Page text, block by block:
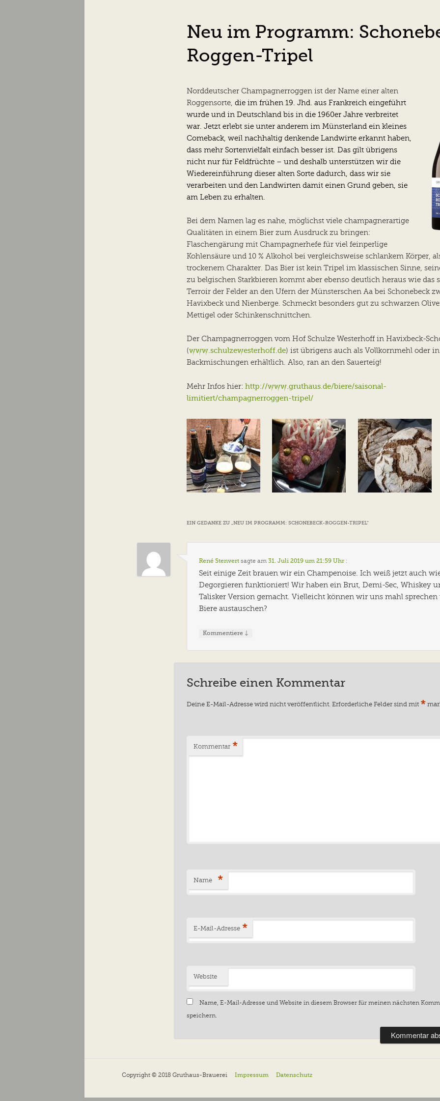
Neu im Programm:
Roggen-Tripel
Norddeutscher Champagnerroggen ist der Name einer alten
Roggensorte, die im frühen 19. Jhd. aus Frankreich eingeführt
wurde und in Deutschland bis in die 1960er Jahre verbreitet
war. Jetzt erlebt sie unter anderem im Münsterland ein kleines
Comeback, weil nachhaltig denkende Landwirte erkannt haben,
dass mehr Sortenvielfalt einfach besser ist. Das gilt übrigens
nicht nur für Feldfrüchte – und deshalb unterstützen wir die
Wiedereinführung dieser alten Sorte dadurch, dass wir sie
verarbeiten und den Landwirten damit einen Grund geben, sie
am Leben zu erhalten.
Bei dem Namen lag es nahe, möglichst viele champagnerartige
Qualitäten in einem Bier zum Ausdruck zu bringen:
Flaschengärung mit Champagnerhefe für viel feinperlige
Kohlensäure und 10 % Alkohol bei vergleichsweise schlankem Körper,
trockenem Charakter. Das Bier ist kein Tripel im klassischen Sinne,
zu belgischen Starkbieren kommt aber ebenso deutlich heraus wie das
Terroir der Felder an den Ufern der Münsterschen Aa bei Schonebeck
Havixbeck und Nienberge. Schmeckt besonders gut zu schwarzen
Mettigel oder Schinkenschnittchen.
Der Champagnerroggen vom Hof Schulze Westerhoff in Havixbeck-
(www.schulzewesterhoff.de) ist übrigens auch als Vollkornmehl oder in
Backmischungen erhältlich. Also, ran an den Sauerteig!
Mehr Infos hier: http://www.gruthaus.de/biere/saisonal-
limitiert/champagnerroggen-tripel/
EIN GEDANKE ZU „ NEU IM PROGRAMM: SCHONEBECK-ROGGEN-TRIPEL“
René Stenvert sagte am31. Juli 2019 um 21:59 Uhr :
Seit einige Zeit brauen wir ein Champenoise. Ich weiß jetzt auch
Degorgieren funktioniert! Wir haben ein Brut, Demi-Sec, Whiskey
Talisker Version gemacht. Vielleicht können wir uns mahl sprechen
Biere austauschen?
Kommentiere ↓
Schreibe einen Kommentar
Deine E-Mail-Adresse wird nicht veröffentlicht. Erforderliche Felder sind mit *
Kommentar *
Name *
E-Mail-Adresse *
Website
Name, E-Mail-Adresse und Website in diesem Browser für meinen nächsten
speichern.
Copyright © 2018 Gruthaus-Brauerei Impressum Datenschutz